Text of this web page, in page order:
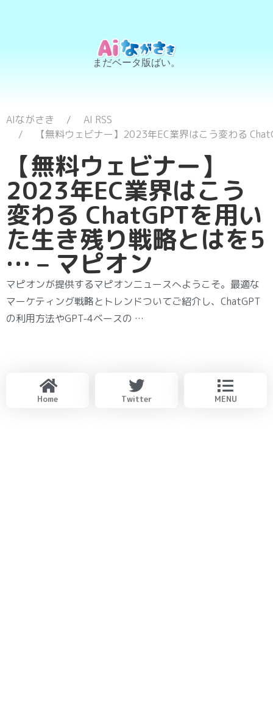
まだベータ版ばい。
AIながさき
AI RSS
【無料ウェビナー】2023年EC業界はこう変わる
【無料ウェビナー】
2023年EC業界はこう
変わる ChatGPTを用い
た生き残り戦略とはを5
… – マピオン
マピオンが提供するマピオンニュースへようこそ。最適な
マーケティング戦略とトレンドついてご紹介し、ChatGPT
の利用方法やGPT-4ベースの …
Home Twitter MENU